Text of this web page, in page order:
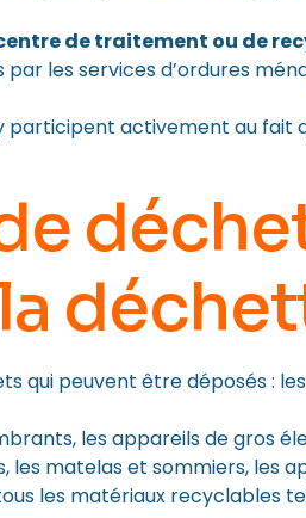
de traitement ou de
les services d’ordures
activement au fait
qui peuvent être déposés : les
les appareils de gros
les matelas et sommiers, les
les matériaux recyclables